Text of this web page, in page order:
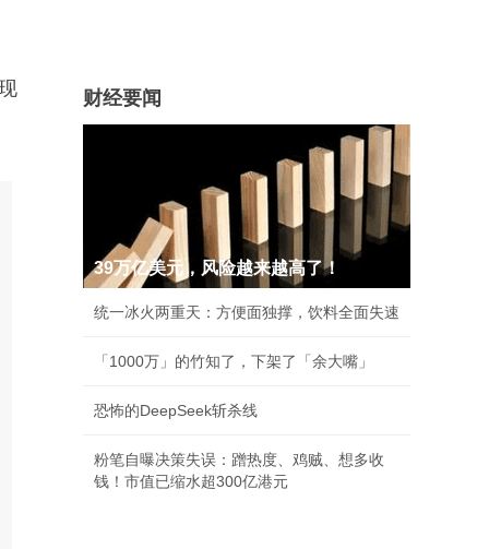
财经要闻
39万亿美元，风险越来越高了！
统一冰火两重天：方便面独撑，饮料全面失速
「1000万」的竹知了，下架了「余大嘴」
恐怖的DeepSeek斩杀线
粉笔自曝决策失误：蹭热度、鸡贼、想多收
钱！市值已缩水超300亿港元